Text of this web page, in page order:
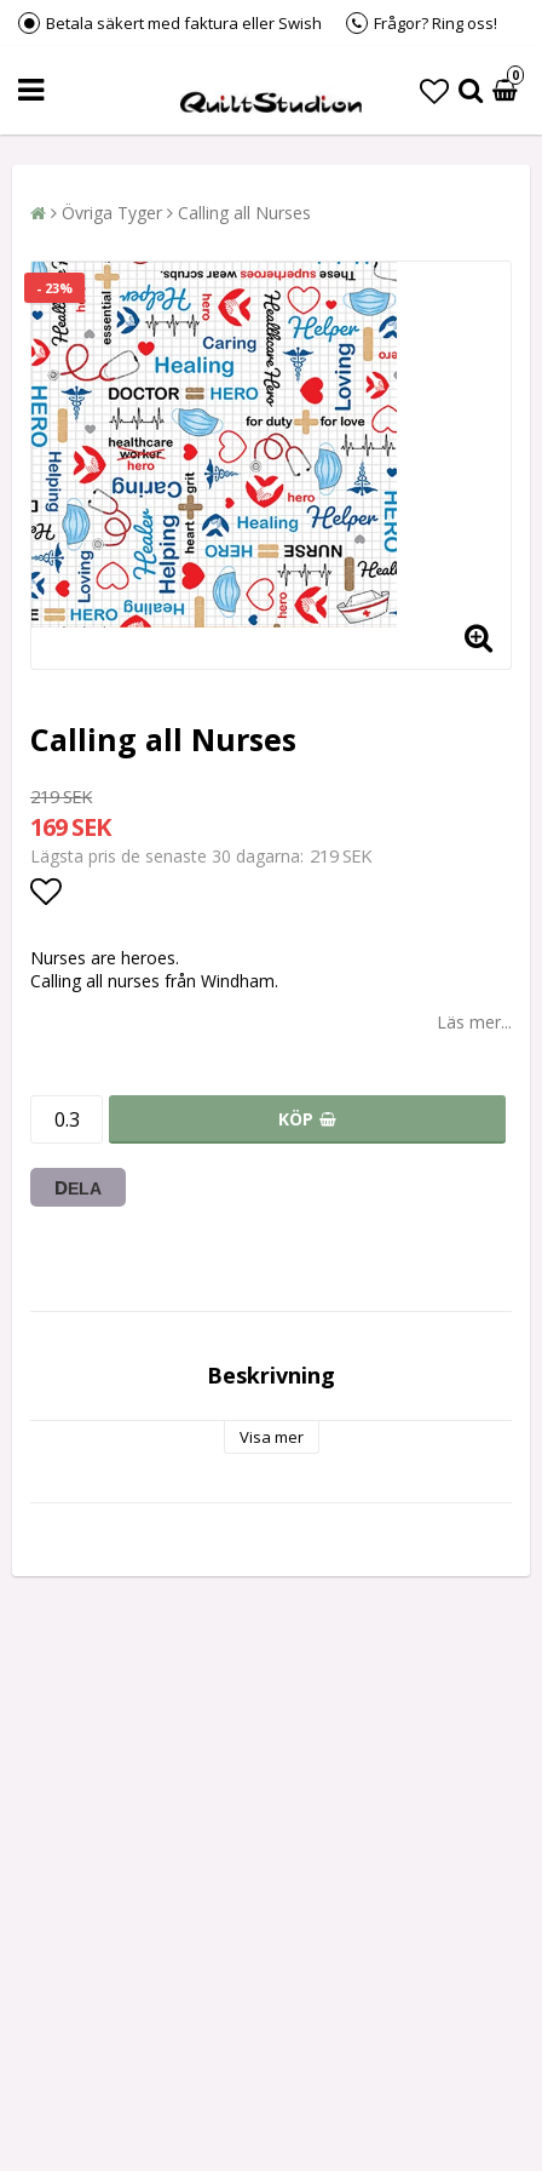
Betala säkert med faktura eller Swish Frågor? Ring oss!
0
Övriga Tyger Calling all Nurses
- 23%
Calling all Nurses
219 SEK
169 SEK
Lägsta pris de senaste 30 dagarna 219 SEK
Nurses are heroes.
Calling all nurses från Windham.
Läs mer...
KÖP
DELA
Beskrivning
Visa mer